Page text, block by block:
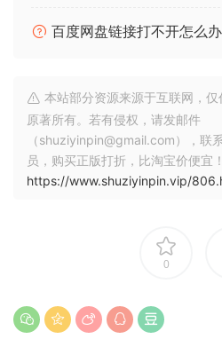
百度网盘链接打不开怎么办
本站部分资源来源于互联网，
原著所有。若有侵权，请发邮件
（shuziyinpin@gmail.com），联
员，购买正版打折，比淘宝价便宜
https://www.shuziyinpin.vip/
0